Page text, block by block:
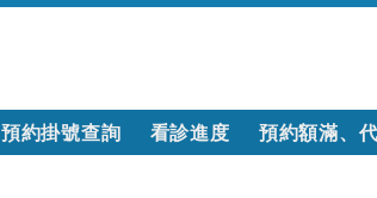
預約掛號查詢 看診進度 預約額滿、